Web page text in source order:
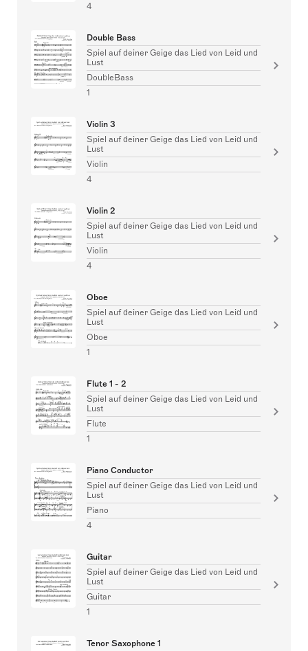
4
Double Bass
Spiel auf deiner Geige das Lied von Leid und
Lust
DoubleBass
1
Violin 3
Spiel auf deiner Geige das Lied von Leid und
Lust
Violin
4
Violin 2
Spiel auf deiner Geige das Lied von Leid und
Lust
Violin
4
Oboe
Spiel auf deiner Geige das Lied von Leid und
Lust
Oboe
1
Flute 1 - 2
Spiel auf deiner Geige das Lied von Leid und
Lust
Flute
1
Piano Conductor
Spiel auf deiner Geige das Lied von Leid und
Lust
Piano
4
Guitar
Spiel auf deiner Geige das Lied von Leid und
Lust
Guitar
1
Tenor Saxophone 1